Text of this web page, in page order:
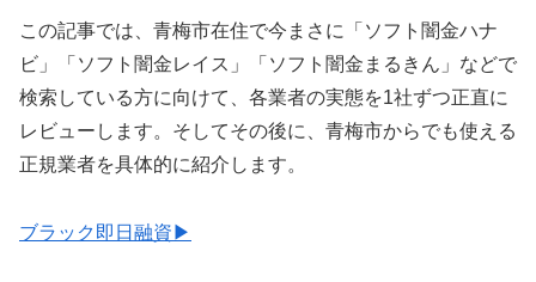
この記事では、青梅市在住で今まさに「ソフト闇金ハナ
ビ」「ソフト闇金レイス」「ソフト闇金まるきん」などで
検索している方に向けて、各業者の実態を1社ずつ正直に
レビューします。そしてその後に、青梅市からでも使える
正規業者を具体的に紹介します。
ブラック即日融資▶